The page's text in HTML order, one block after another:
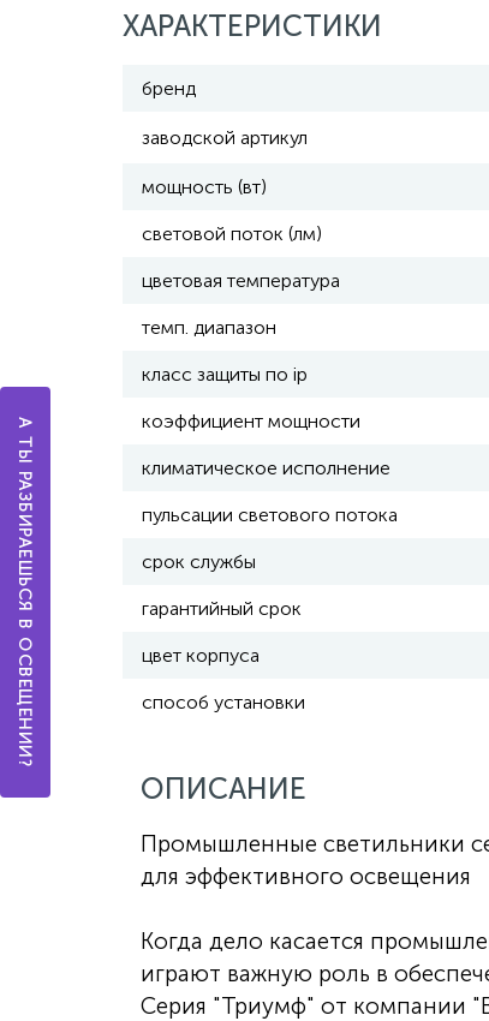
ХАРАКТЕРИСТИКИ
бренд
заводской артикул
мощность (вт)
световой поток (лм)
цветовая температура
темп. диапазон
класс защиты по ip
коэффициент мощности
климатическое исполнение
пульсации светового потока
срок службы
гарантийный срок
цвет корпуса
способ установки
ОПИСАНИЕ
Промышленные светильники
для эффективного освещения
Когда дело касается
играют важную роль в
Серия "Триумф" от компании
А ТЫ РАЗБИРАЕШЬСЯ В ОСВЕЩЕНИИ?